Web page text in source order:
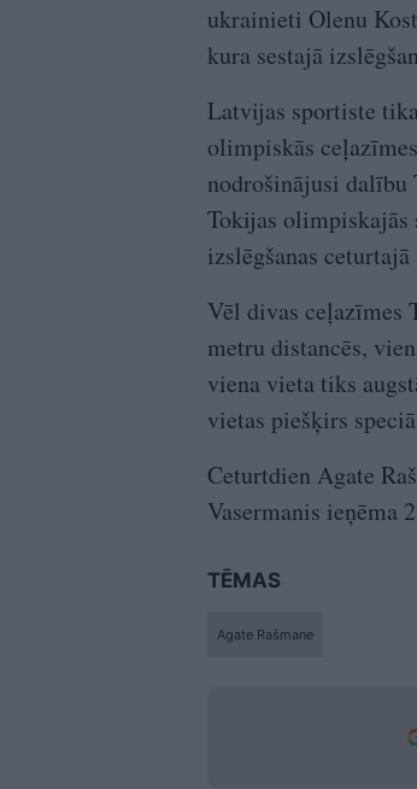
ukrainieti Olenu
kura sestajā
Latvijas sportiste
olimpiskās
nodrošinājusi dalību
Tokijas olimpiskajās
izslēgšanas
Vēl divas ceļazīmes
metru distancēs,
viena vieta tiks
vietas piešķirs
Ceturtdien Agate
Vasermanis ieņēma
TĒMAS
Agate Rašmane